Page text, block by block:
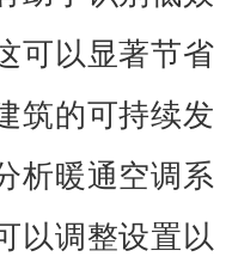
可以显著节省
筑的可持续发
析暖通空调系
以调整设置以